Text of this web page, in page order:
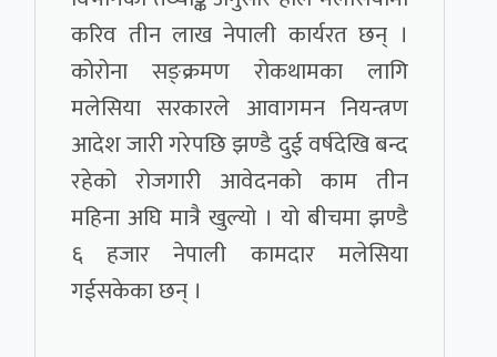
करिव तीन लाख नेपाली कार्यरत छन् ।
कोरोना सङ्क्रमण रोकथामका लागि
मलेसिया सरकारले आवागमन नियन्त्रण
आदेश जारी गरेपछि झण्डै दुई वर्षदेखि बन्द
रहेको रोजगारी आवेदनको काम तीन
महिना अघि मात्रै खुल्यो । यो बीचमा झण्डै
६ हजार नेपाली कामदार मलेसिया
गईसकेका छन् ।